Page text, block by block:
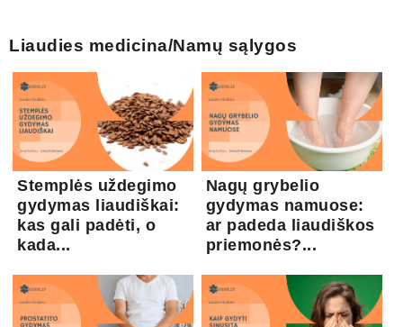
Liaudies medicina/Namų sąlygos
Stemplės uždegimo
gydymas liaudiškai:
kas gali padėti, o
kada...
Nagų grybelio
gydymas namuose:
ar padeda liaudiškos
priemonės?...